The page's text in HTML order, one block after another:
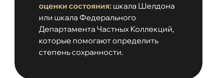
оценки состояния: шкала Шелдона
или шкала Федерального
Департамента Частных Коллекций,
которые помогают определить
степень сохранности.